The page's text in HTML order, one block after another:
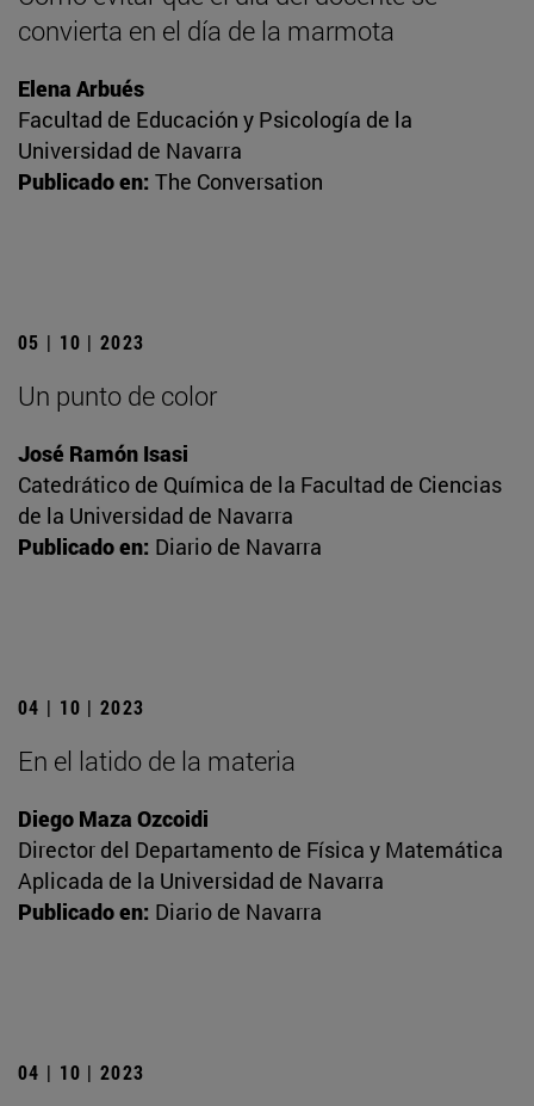
convierta en el día de la marmota
Elena Arbués
Facultad de Educación y Psicología de la
Universidad de Navarra
Publicado en: The Conversation
05 | 10 | 2023
Un punto de color
José Ramón Isasi
Catedrático de Química de la Facultad de Ciencias
de la Universidad de Navarra
Publicado en: Diario de Navarra
04 | 10 | 2023
En el latido de la materia
Diego Maza Ozcoidi
Director del Departamento de Física y Matemática
Aplicada de la Universidad de Navarra
Publicado en: Diario de Navarra
04 | 10 | 2023